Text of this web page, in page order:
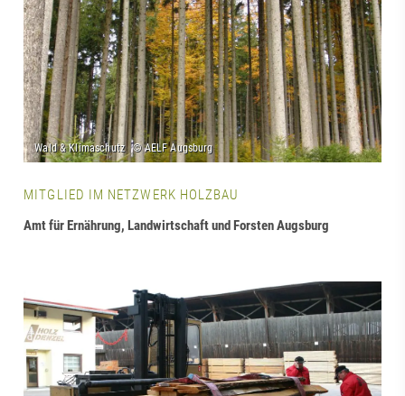
MITGLIED IM NETZWERK HOLZBAU
Amt für Ernährung, Landwirtschaft und Forsten Augsburg